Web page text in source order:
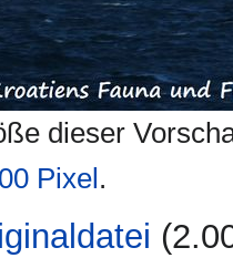
dieser
Pixel.